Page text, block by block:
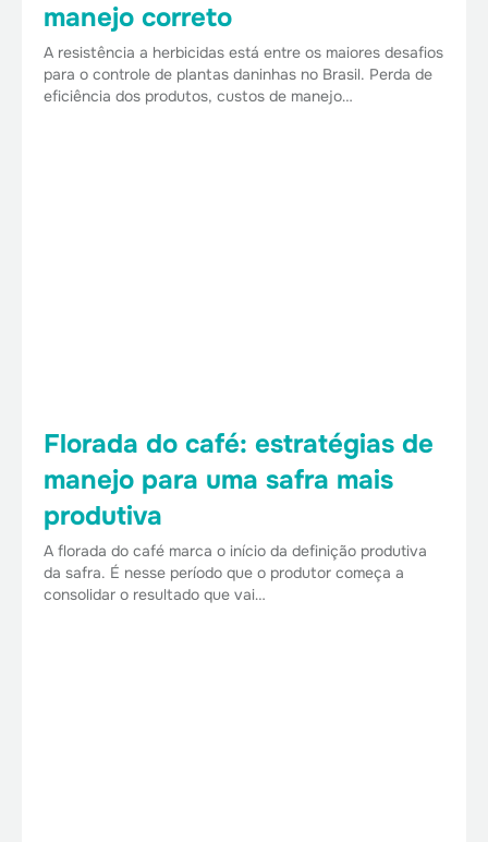
manejo correto
A resistência a herbicidas está entre os maiores desafios
para o controle de plantas daninhas no Brasil. Perda de
eficiência dos produtos, custos de manejo…
Florada do café: estratégias de
manejo para uma safra mais
produtiva
A florada do café marca o início da definição produtiva
da safra. É nesse período que o produtor começa a
consolidar o resultado que vai…